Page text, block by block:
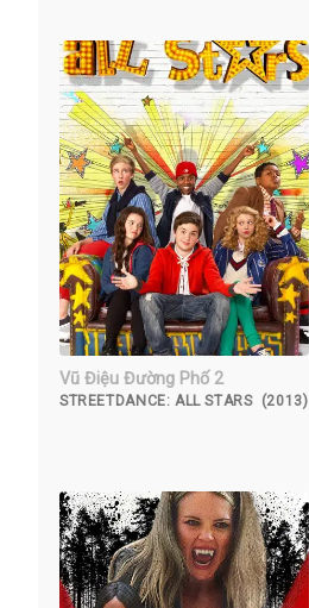
Vũ Điệu Đường Phố 2
STREETDANCE: ALL STARS (2013)